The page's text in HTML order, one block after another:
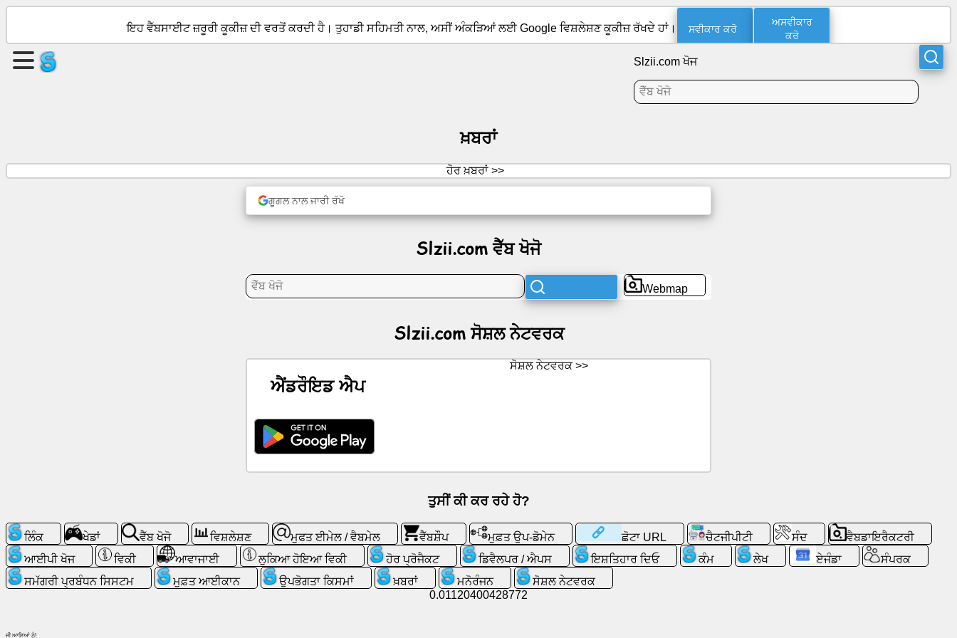
ਇੱਕ
ਖੇਡਾਂ
ਵੈੱਬ
ਇਹ ਵੈੱਬਸਾਈਟ ਜ਼ਰੂਰੀ ਕੂਕੀਜ਼ ਦੀ ਵਰਤੋਂ ਕਰਦੀ ਹੈ। ਤੁਹਾਡੀ ਸਹਿਮਤੀ ਨਾਲ, ਅਸੀਂ ਅੰਕੜਿਆਂ ਲਈ Google ਵਿਸ਼ਲੇਸ਼ਣ ਕੂਕੀਜ਼ ਰੱਖਦੇ ਹਾਂ। ਸਵੀਕਾਰ ਕਰੋ
ਅਸਵੀਕਾਰ
ਕਰੋ
Slzii.com ਖੋਜ
ਖ਼ਬਰਾਂ
ਹੋਰ ਖ਼ਬਰਾਂ >>
ਗੂਗਲ ਨਾਲ ਜਾਰੀ ਰੱਖੋ
Slzii.com ਵੈੱਬ ਖੋਜੋ
Webmap
Slzii.com ਸੋਸ਼ਲ ਨੇਟਵਰਕ
ਐਂਡਰੌਇਡ ਐਪ
ਸੋਸ਼ਲ ਨੇਟਵਰਕ >>
ਤੁਸੀਂ ਕੀ ਕਰ ਰਹੇ ਹੋ?
ਲਿੰਕ ਖੇਡਾਂ ਵੈੱਬ ਖੋਜੋ ਵਿਸ਼ਲੇਸ਼ਣ ਮੁਫਤ ਈਮੇਲ / ਵੈਬਮੇਲ ਵੈੱਬਸ਼ੌਪ ਮੁਫ਼ਤ ਉਪ-ਡੋਮੇਨ ਛੋਟਾ URL ਚੈਟਜੀਪੀਟੀ ਸੰਦ
ਵੈਬਡਾਇਰੈਕਟਰੀ
ਆਈਪੀ ਖੋਜ
ਵਿਕੀ ਆਵਾਜਾਈ ਲੁਕਿਆ ਹੋਇਆ ਵਿਕੀ ਹੋਰ ਪ੍ਰੋਜੈਕਟ ਡਿਵੈਲਪਰ / ਐਪਸ ਇਸ਼ਤਿਹਾਰ ਦਿਓ ਕੰਮ ਲੇਖ ਏਜੰਡਾ
ਸੰਪਰਕ
ਸਮੱਗਰੀ ਪ੍ਰਬੰਧਨ ਸਿਸਟਮ
ਮੁਫ਼ਤ ਆਈਕਾਨ ਉਪਭੋਗਤਾ ਕਿਸਮਾਂ ਖ਼ਬਰਾਂ ਮਨੋਰੰਜਨ
ਸੋਸ਼ਲ ਨੇਟਵਰਕ
0.01120400428772
ਜੀ ਆਇਆਂ ਨੂੰ!